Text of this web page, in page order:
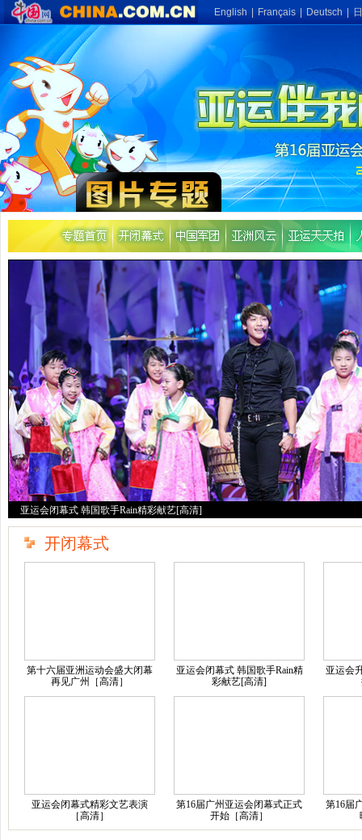
English Français Deutsch
亚运会闭幕式 韩国歌手Rain精彩献艺[高清]
开闭幕式
第十六届亚洲运动会盛大闭幕
再见广州［高清］
亚运会闭幕式 韩国歌手Rain精
彩献艺[高清]
亚运会
亚运会闭幕式精彩文艺表演
［高清］
第16届广州亚运会闭幕式正式
开始［高清］
第16届